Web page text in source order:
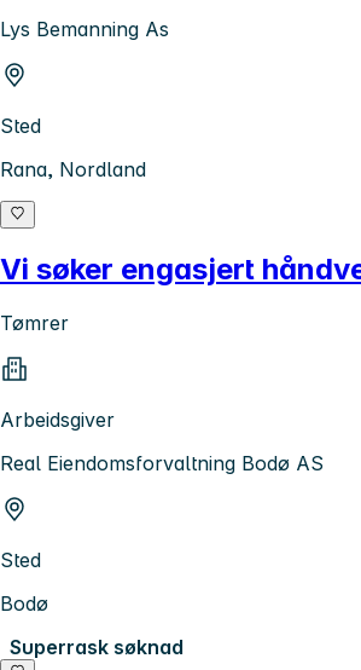
Lys Bemanning As
Sted
Rana, Nordland
Vi søker engasjert
Tømrer
Arbeidsgiver
Real Eiendomsforvaltning Bodø AS
Sted
Bodø
Superrask søknad